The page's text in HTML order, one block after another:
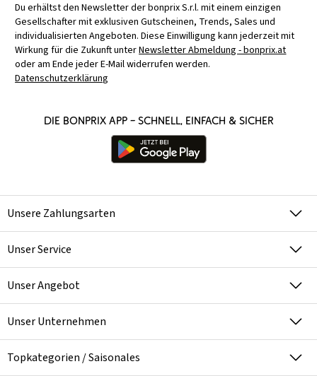
Du erhältst den Newsletter der bonprix S.r.l. mit einem einzigen
Gesellschafter mit exklusiven Gutscheinen, Trends, Sales und
individualisierten Angeboten. Diese Einwilligung kann jederzeit mit
Wirkung für die Zukunft unterNewsletter Abmeldung - bonprix.at
oder am Ende jeder E-Mail widerrufen werden.
Datenschutzerklärung
Die bonprix App – schnell, einfach & sicher
Unsere Zahlungsarten
Unser Service
Unser Angebot
Unser Unternehmen
Topkategorien / Saisonales